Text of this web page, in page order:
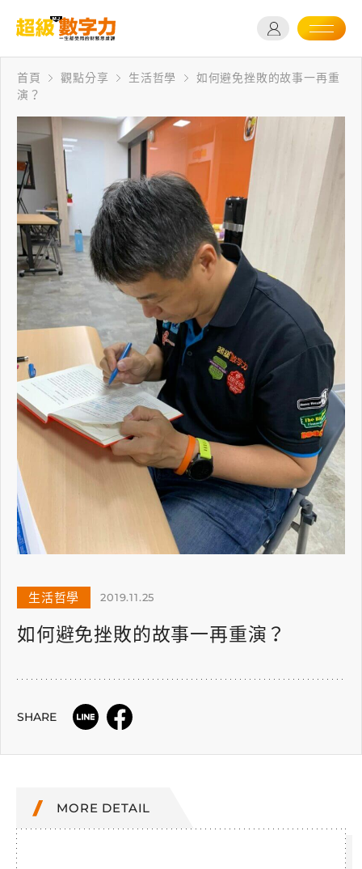
首頁 觀點分享 生活哲學
如何避免挫敗的故事一再重
演？
生活哲學 2019.11.25
如何避免挫敗的故事一再重演？
SHARE
MORE DETAIL